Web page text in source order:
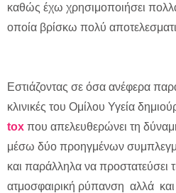
καθώς έχω χρησιμοποιήσει
οποία βρίσκω πολύ
Εστιάζοντας σε όσα ανέφερα
κλινικές του Ομίλου Υγεία
tox που απελευθερώνει τη
μέσω δύο προηγμένων
και παράλληλα να προστατεύσει
ατμοσφαιρική ρύπανση αλλά